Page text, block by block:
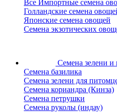
Все Импортные семена
Голландские семена
Японские семена овощей
Семена экзотических
Семена зелени и
Семена базилика
Семена зелени для
Семена кориандра (Кинза)
Семена петрушки
Семена руколы (индау)